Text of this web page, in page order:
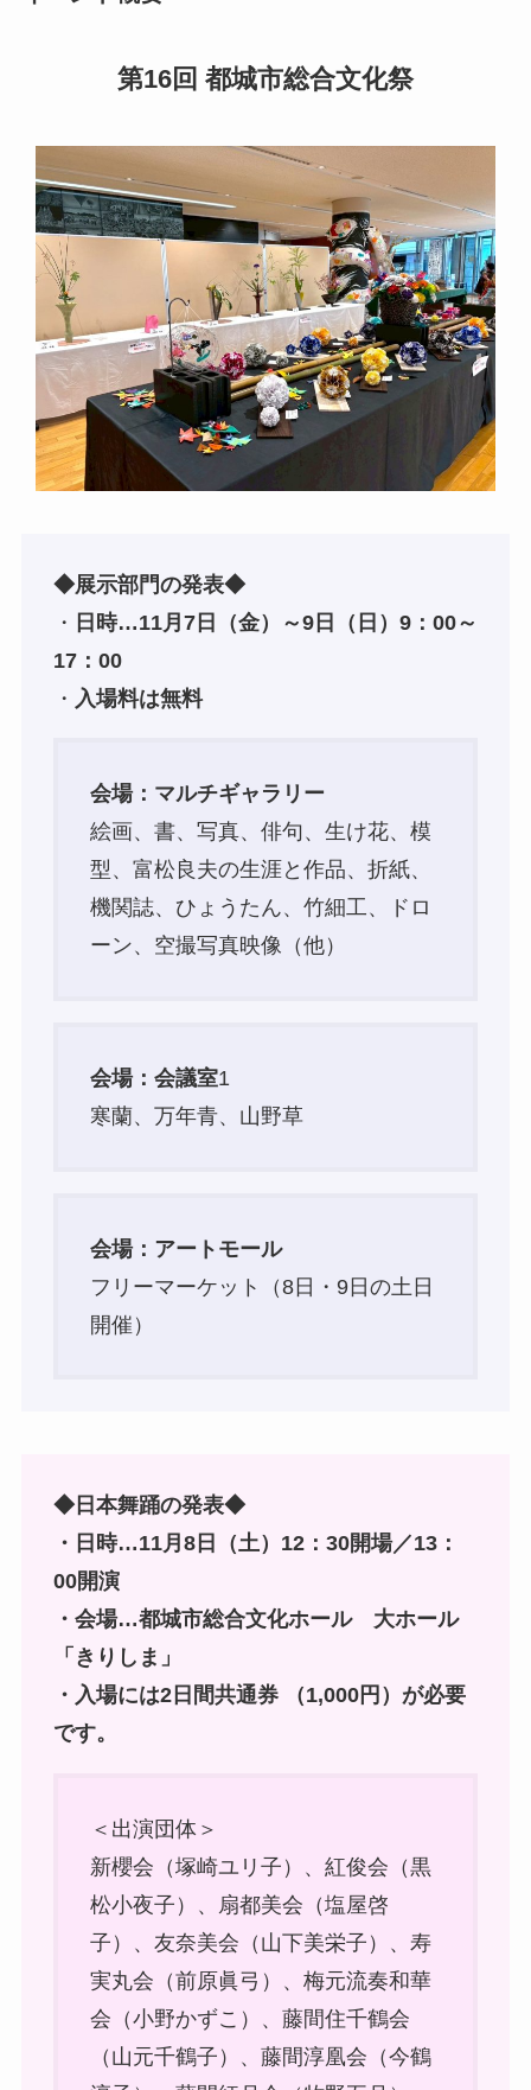
第16回 都城市総合文化祭
◆展示部門の発表◆
・ 日時…11月7日（金）～9日（日）9：00～
17：00
・ 入場料は無料
会場：マルチギャラリー
絵画、書、写真、俳句、生け花、模
型、富松良夫の生涯と作品、折紙、
機関誌、ひょうたん、竹細工、ドロ
ーン、空撮写真映像（他）
会場：会議室1
寒蘭、万年青、山野草
会場：アートモール
フリーマーケット（8日・9日の土日
開催）
◆日本舞踊の発表◆
・日時…11月8日（土）12：30開場／13：
00開演
・会場…都城市総合文化ホール 大ホール
「きりしま」
・入場には2日間共通券 （1,000円）が必要
です。
＜出演団体＞
新櫻会（塚崎ユリ子）、紅俊会（黒
松小夜子）、扇都美会（塩屋啓
子）、友奈美会（山下美栄子）、寿
実丸会（前原眞弓）、梅元流奏和華
会（小野かずこ）、藤間住千鶴会
（山元千鶴子）、藤間淳凰会（今鶴